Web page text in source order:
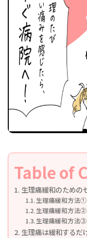
Table of
生理痛緩和のための
生理痛緩和方法
生理痛緩和方法
生理痛緩和方法
生理痛は緩和するだ